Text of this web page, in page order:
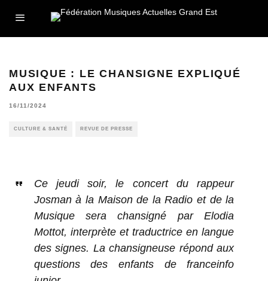
MUSIQUE : LE CHANSIGNE EXPLIQUÉ
AUX ENFANTS
16/11/2024
CULTURE & SANTÉ REVUE DE PRESSE
Ce jeudi soir, le concert du rappeur
Josman à la Maison de la Radio et de la
Musique sera chansigné par Elodia
Mottot, interprète et traductrice en langue
des signes. La chansigneuse répond aux
questions des enfants de franceinfo